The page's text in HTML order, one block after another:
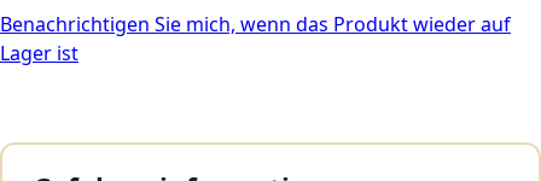
Benachrichtigen Sie mich, wenn das Produkt wieder auf
Lager ist